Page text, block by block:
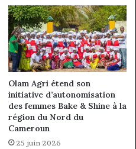
Olam Agri étend son
initiative d’autonomisation
des femmes Bake & Shine à la
région du Nord du
Cameroun
25 juin 2026